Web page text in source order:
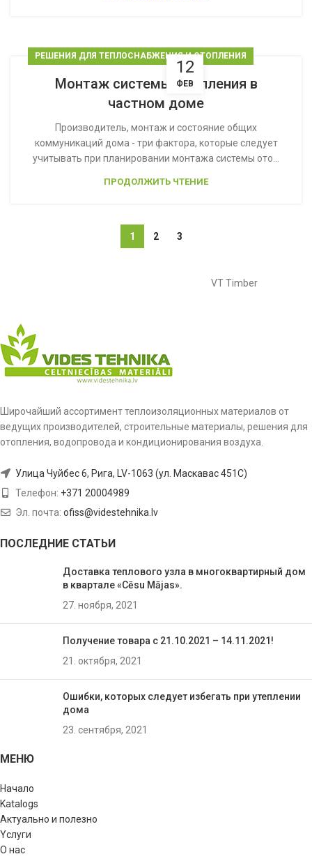
12
ФЕВ
РЕШЕНИЯ ДЛЯ ТЕПЛОСНАБЖЕНИЯ И ОТОПЛЕНИЯ
Монтаж системы отопления в
частном доме
Производитель, монтаж и состояние общих
коммуникаций дома - три фактора, которые следует
учитывать при планировании монтажа системы ото...
ПРОДОЛЖИТЬ ЧТЕНИЕ
1 2 3
VT Timber
Широчайший ассортимент теплоизоляционных материалов от
ведущих производителей, строительные материалы, решения для
отопления, водопровода и кондиционирования воздуха.
Улица Чуйбес 6, Рига, LV-1063 (ул. Маскавас 451C)
Телефон: +371 20004989
Эл. почта: ofiss@videstehnika.lv
ПОСЛЕДНИЕ СТАТЬИ
Доставка теплового узла в многоквартирный дом
в квартале «Cēsu Mājas».
27. ноября, 2021
Получение товара с 21.10.2021 – 14.11.2021!
21. октября, 2021
Ошибки, которых следует избегать при утеплении
домa
23. сентября, 2021
МЕНЮ
Начало
Katalogs
Актуально и полезно
Yслуги
О нас